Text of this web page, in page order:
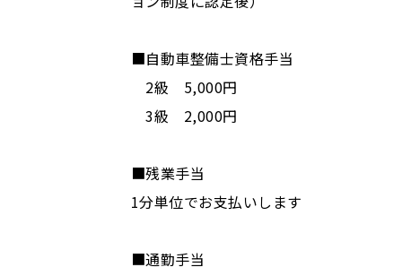
■自動車整備士資格手当
2級 5,000円
3級 2,000円
■残業手当
1分単位でお支払いします
■通勤手当